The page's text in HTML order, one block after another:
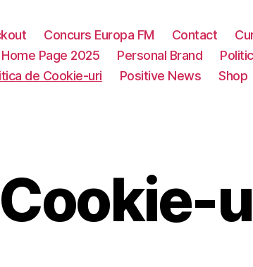
Concurs Europa FM Contact
Page 2025 Personal Brand
de Cookie-uri
Positive News Shop